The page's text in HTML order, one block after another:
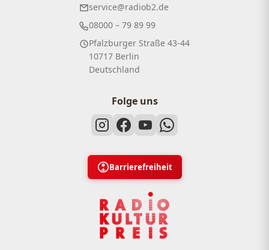
service@radiob2.de
08000 – 79 89 99
Pfalzburger Straße 43-44
10717 Berlin
Deutschland
Folge uns
Barrierefreiheit